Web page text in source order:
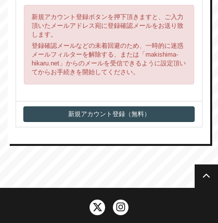
新規アカウント登録ボタンを押下頂きますと、ご入力
頂いたメールアドレス宛に登録確認メールをお送り致
します。
登録確認メールなどの未着回避のため、一時的に迷惑
メールフィルターを解除する、または「makishima-
hikaru.net」からのメールを受信できるように設定頂い
てからお手続きを開始してください。